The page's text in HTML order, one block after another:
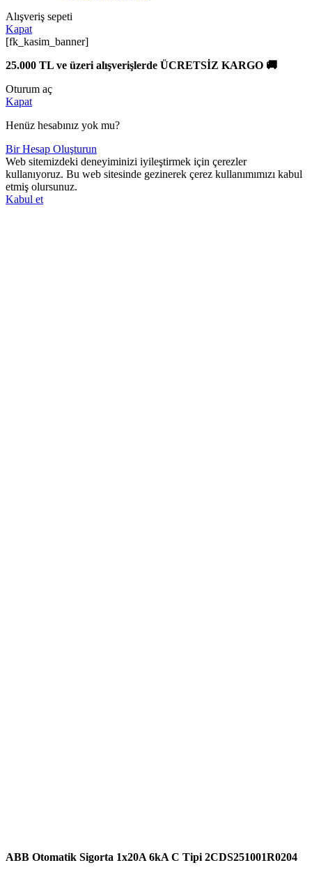
Alışveriş sepeti
Kapat
[fk_kasim_banner]
25.000 TL ve üzeri alışverişlerde ÜCRETSİZ KARGO 🚚
Oturum aç
Kapat
Henüz hesabınız yok mu?
Bir Hesap Oluşturun
Web sitemizdeki deneyiminizi iyileştirmek için çerezler
kullanıyoruz. Bu web sitesinde gezinerek çerez kullanımımızı kabul
etmiş olursunuz.
Kabul et
ABB Otomatik Sigorta 1x20A 6kA C Tipi 2CDS251001R0204